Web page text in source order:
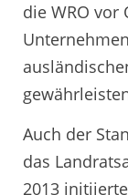
die WRO vor
Auch der
das
2013